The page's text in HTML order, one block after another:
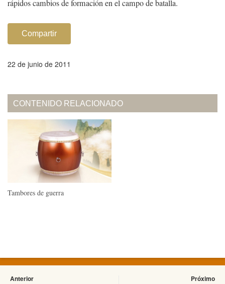
rápidos cambios de formación en el campo de batalla.
Compartir
22 de junio de 2011
CONTENIDO RELACIONADO
Tambores de guerra
Anterior Próximo